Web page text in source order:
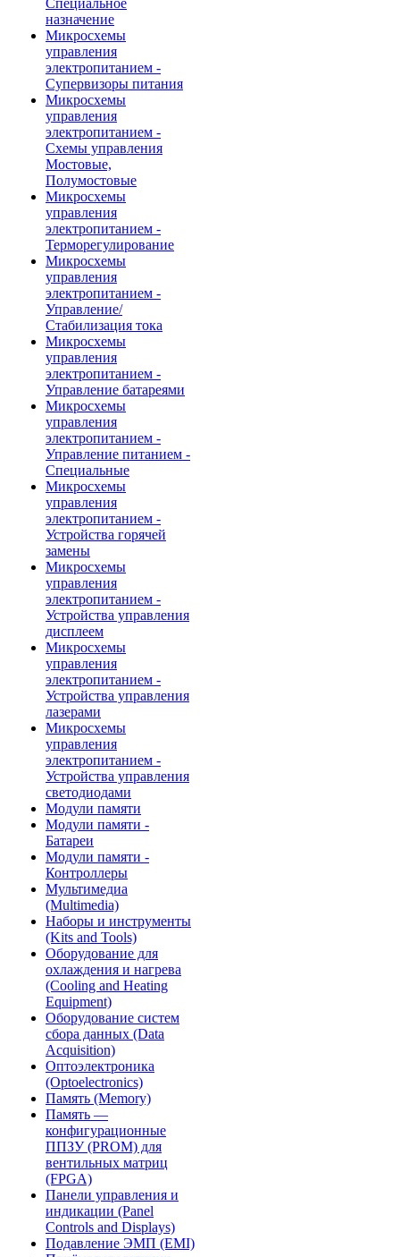
Специальное
назначение
Микросхемы
управления
электропитанием -
Супервизоры питания
Микросхемы
управления
электропитанием -
Схемы управления
Мостовые,
Полумостовые
Микросхемы
управления
электропитанием -
Терморегулирование
Микросхемы
управления
электропитанием -
Управление/
Стабилизация тока
Микросхемы
управления
электропитанием -
Управление батареями
Микросхемы
управления
электропитанием -
Управление питанием -
Специальные
Микросхемы
управления
электропитанием -
Устройства горячей
замены
Микросхемы
управления
электропитанием -
Устройства управления
дисплеем
Микросхемы
управления
электропитанием -
Устройства управления
лазерами
Микросхемы
управления
электропитанием -
Устройства управления
светодиодами
Модули памяти
Модули памяти -
Батареи
Модули памяти -
Контроллеры
Мультимедиа
(Multimedia)
Наборы и инструменты
(Kits and Tools)
Оборудование для
охлаждения и нагрева
(Cooling and Heating
Equipment)
Оборудование систем
сбора данных (Data
Acquisition)
Оптоэлектроника
(Optoelectronics)
Память (Memory)
Память —
конфигурационные
ППЗУ (PROM) для
вентильных матриц
(FPGA)
Панели управления и
индикации (Panel
Controls and Displays)
Подавление ЭМП (EMI)